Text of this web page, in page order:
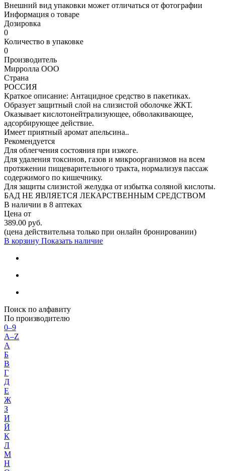
Внешний вид упаковки может отличаться от фотографии
Информация о товаре
Дозировка
0
Количество в упаковке
0
Производитель
Мирролла ООО
Страна
РОССИЯ
Краткое описание: Антацидное средство в пакетиках.
Образует защитный слой на слизистой оболочке ЖКТ.
Оказывает кислотонейтрализующее, обволакивающее,
адсорбирующее действие.
Имеет приятный аромат апельсина..
Рекомендуется
Для облегчения состояния при изжоге.
Для удаления токсинов, газов и микроорганизмов на всем
протяжении пищеварительного тракта, нормализуя пассаж
содержимого по кишечнику.
Для защиты слизистой желудка от избытка соляной кислоты.
БАД НЕ ЯВЛЯЕТСЯ ЛЕКАРСТВЕННЫМ СРЕДСТВОМ
В наличии в 8 аптеках
Цена от
389.00 руб.
(цена действительна только при онлайн бронировании)
В корзину Показать наличие
Поиск по алфавиту
По производителю
0–9
A–Z
А
Б
В
Г
Д
Е
Ж
З
И
Й
К
Л
М
Н